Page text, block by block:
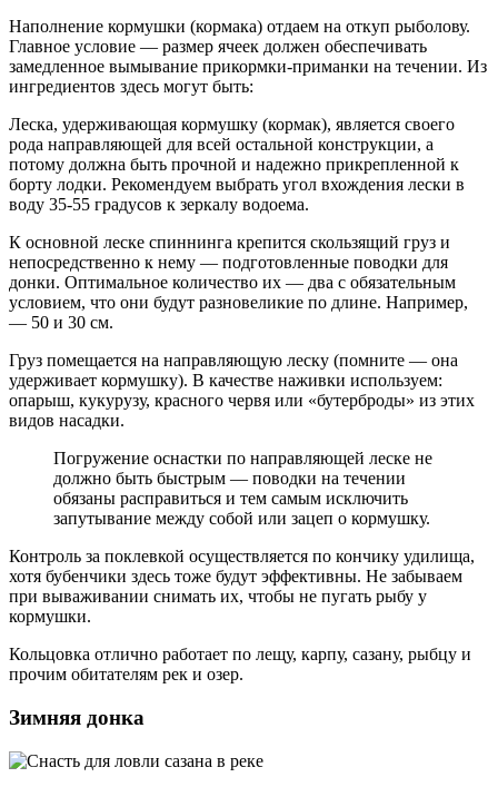
Наполнение кормушки (кормака) отдаем на откуп рыболову.
Главное условие — размер ячеек должен обеспечивать
замедленное вымывание прикормки-приманки на течении. Из
ингредиентов здесь могут быть:
Леска, удерживающая кормушку (кормак), является своего
рода направляющей для всей остальной конструкции, а
потому должна быть прочной и надежно прикрепленной к
борту лодки. Рекомендуем выбрать угол вхождения лески в
воду 35-55 градусов к зеркалу водоема.
К основной леске спиннинга крепится скользящий груз и
непосредственно к нему — подготовленные поводки для
донки. Оптимальное количество их — два с обязательным
условием, что они будут разновеликие по длине. Например,
— 50 и 30 см.
Груз помещается на направляющую леску (помните — она
удерживает кормушку). В качестве наживки используем:
опарыш, кукурузу, красного червя или «бутерброды» из этих
видов насадки.
Погружение оснастки по направляющей леске не
должно быть быстрым — поводки на течении
обязаны расправиться и тем самым исключить
запутывание между собой или зацеп о кормушку.
Контроль за поклевкой осуществляется по кончику удилища,
хотя бубенчики здесь тоже будут эффективны. Не забываем
при вываживании снимать их, чтобы не пугать рыбу у
кормушки.
Кольцовка отлично работает по лещу, карпу, сазану, рыбцу и
прочим обитателям рек и озер.
Зимняя донка